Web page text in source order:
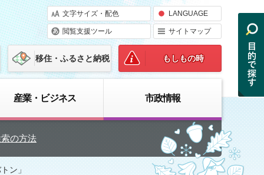
文字サイズ・配色 LANGUAGE
閲覧支援ツール サイトマップ
移住・ふるさと納税 もしもの時
産業・ビジネス 市政情報
の方法
ン」